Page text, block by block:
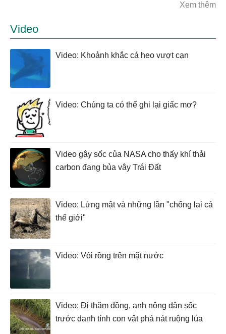
Xem thêm
Video
Video: Khoảnh khắc cá heo vượt cạn
Video: Chúng ta có thế ghi lại giấc mơ?
Video gây sốc của NASA cho thấy khí thải
carbon đang bủa vây Trái Đất
Video: Lửng mật và những lần "chống lại cả
thế giới"
Video: Vòi rồng trên mặt nước
Video: Đi thăm đồng, anh nông dân sốc
trước danh tính con vật phá nát ruộng lúa